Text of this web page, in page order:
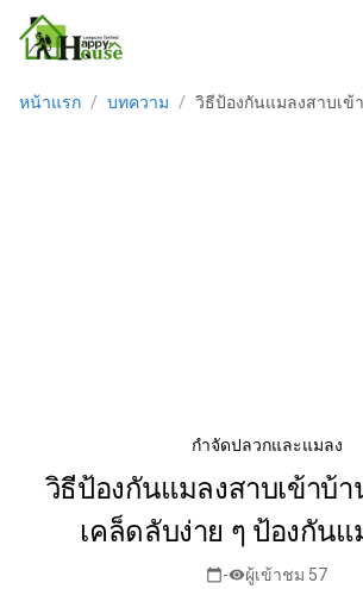
หน้าแรก / บทความ / วิธีป้องกันแมลงสาบเข้
กำจัดปลวกและแมลง
วิธีป้องกันแมลงสาบเข้าบ้
เคล็ดลับง่าย ๆ ป้องกัน
calendar_today-visibilityผู้เข้าชม 57